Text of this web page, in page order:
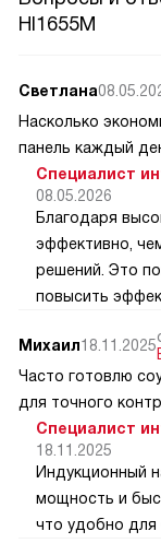
HI1655M
Светлана
Насколько
панель каждый
Специалист
08.05.2026
Благодаря
эффективно,
решений. Это
повысить
Михаил18.11.2025
Часто готовлю
для точного
Специалист
18.11.2025
Индукционный
мощность и
что удобно для